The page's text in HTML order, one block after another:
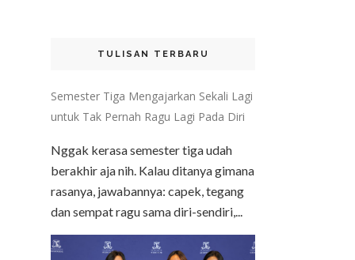
TULISAN TERBARU
Semester Tiga Mengajarkan Sekali Lagi
untuk Tak Pernah Ragu Lagi Pada Diri
Nggak kerasa semester tiga udah
berakhir aja nih. Kalau ditanya gimana
rasanya, jawabannya: capek, tegang
dan sempat ragu sama diri-sendiri,...